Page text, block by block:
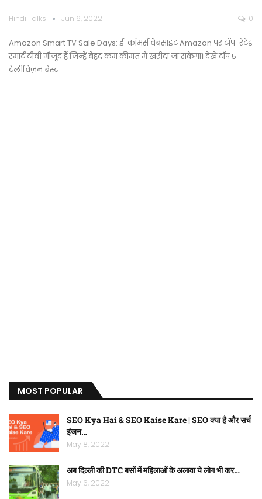
Hindi Talks Jun 6, 2022 0
Amazon Smart TV Sale Days: ई-कॉमर्स वेबसाइट Amazon पर टॉप-रेटेड
स्मार्ट टीवी मौजूद हैं जिन्हें बेहद कम कीमत में खरीदा जा सकेगा। देखे टॉप 5
टेलीविज़न बेस्ट…
MOST POPULAR
SEO Kya Hai & SEO Kaise Kare | SEO क्या है और सर्च
इंजन…
May 8, 2022
अब दिल्ली की DTC बसों में महिलाओं के अलावा ये लोग भी कर…
May 6, 2022